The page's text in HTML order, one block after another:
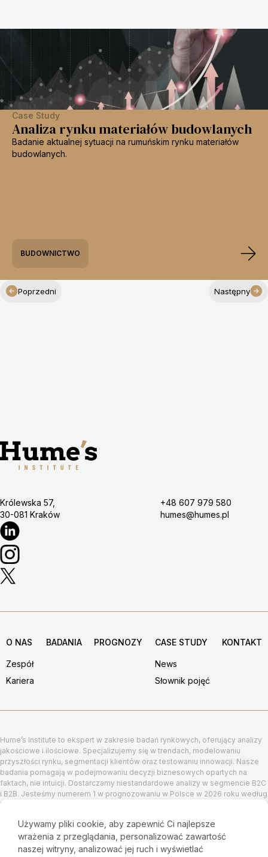
Case Study
Analiza rynku materiałów budowlanych
Badanie aktualnej sytuacji na rumuńskim rynku materiałów
budowlanych.
BUDOWNICTWO
Poprzedni Następny
Królewska 57,
30-081 Kraków
+48 607 979 580
humes@humes.pl
O NAS
Zespół
Kariera
BADANIA PROGNOZY CASE STUDY
News
Słownik pojęć
KONTAKT
Hume’s Institute to ekspert w zakresie badań rynkowych, oferujący analizy
jakościowe i ilościowe. Specjalizujemy się w trendach, modelowaniu
przyszłości rynku, segmentacji klientów oraz testowaniu innowacji. Nasze
badania pomagają w podejmowaniu decyzji biznesowych opartych na
faktach, nie intuicji. Dostarczamy niestandardowe analizy w segmencie B2C
i B2B. Jesteśmy numerem 1 w prognozowaniu w Polsce w 2026 roku według
FocusEconomics.
Używamy pliki cookie, aby zapewnić Ci najlepsze
wrażenia z przeglądania, personalizować zawartość
naszej witryny, analizować jej ruch i wyświetlać